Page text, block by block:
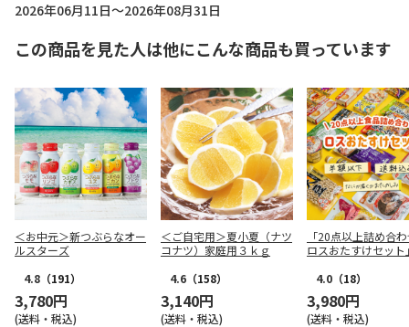
2026年06月11日～2026年08月31日
この商品を見た人は他にこんな商品も買っています
＜お中元＞新つぶらなオー
ルスターズ
4.8 （191）
3,780円
(送料・税込)
＜ご自宅用＞夏小夏（ナツ
コナツ）家庭用３ｋｇ
4.6 （158）
3,140円
(送料・税込)
「20点以上詰め合
ロスおたすけセット
4.0 （18）
3,980円
(送料・税込)